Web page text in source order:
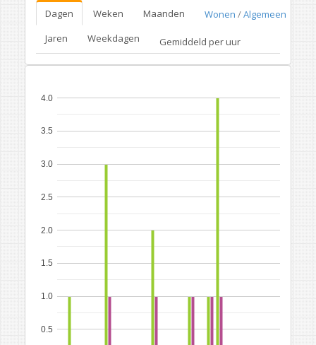
Wonen /Algemeen
Dagen Weken
Maanden
Jaren
Weekdagen Gemiddeld per uur
0.5
1.0
1.5
2.0
2.5
3.0
3.5
4.0